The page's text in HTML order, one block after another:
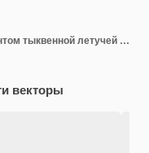
Гранж-рамка Хэллоуина с элементом тыквенной летучей мыши для векторной иллюстрации дизайна
векторы